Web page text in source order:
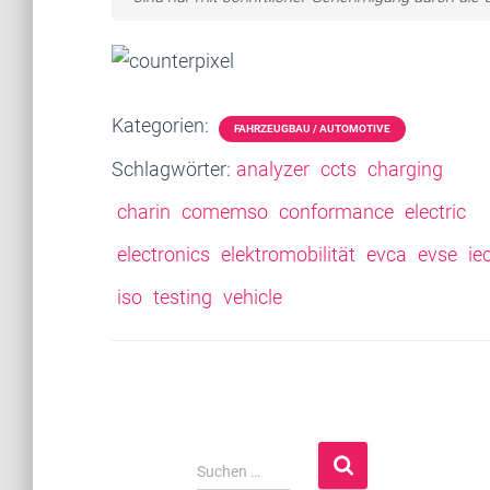
Kategorien: FAHRZEUGBAU / AUTOMOTIVE
Schlagwörter: analyzer ccts charging
charin comemso conformance electric
electronics elektromobilität evca evse
iso testing vehicle
S
u
Suchen …